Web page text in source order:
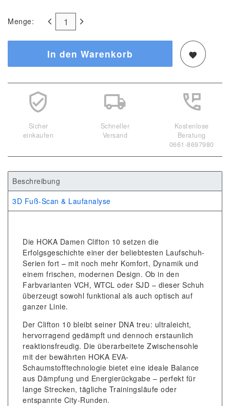
Menge:
In den Warenkorb
Sicher
einkaufen
Schneller
Versand
Kostenlose
Beratung
0661-8697980
Beschreibung
3D Fuß-Scan & Laufanalyse
Die HOKA Damen Clifton 10 setzen die
Erfolgsgeschichte einer der beliebtesten Laufschuh-
Serien fort – mit noch mehr Komfort, Dynamik und
einem frischen, modernen Design. Ob in den
Farbvarianten VCH, WTCL oder SJD – dieser Schuh
überzeugt sowohl funktional als auch optisch auf
ganzer Linie.
Der Clifton 10 bleibt seiner DNA treu: ultraleicht,
hervorragend gedämpft und dennoch erstaunlich
reaktionsfreudig. Die überarbeitete Zwischensohle
mit der bewährten HOKA EVA-
Schaumstofftechnologie bietet eine ideale Balance
aus Dämpfung und Energierückgabe – perfekt für
lange Strecken, tägliche Trainingsläufe oder
entspannte City-Runden.